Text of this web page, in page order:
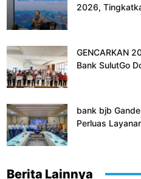
2026,
GENCARKAN
Bank SulutGo
bank bjb
Perluas
Berita Lainnya